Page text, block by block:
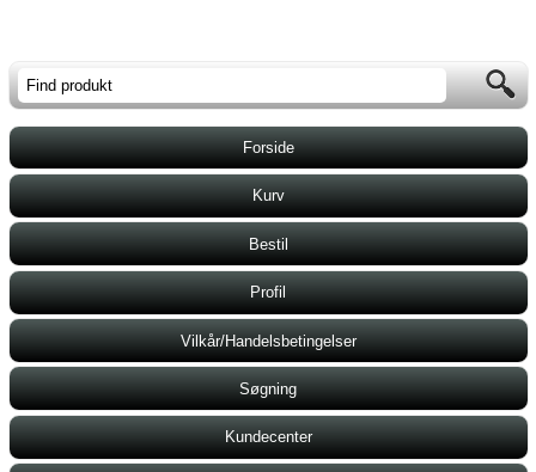
Forside
Kurv
Bestil
Profil
Vilkår/Handelsbetingelser
Søgning
Kundecenter